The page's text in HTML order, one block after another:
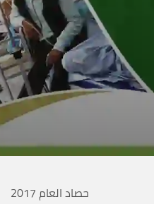
حصاد العام 2017